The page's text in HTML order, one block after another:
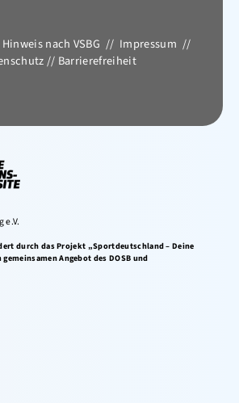
Hinweis nach VSBG // Impressum //
// Barrierefreiheit
e.V.
durch das Projekt „Sportdeutschland – Deine
Angebot des DOSB und